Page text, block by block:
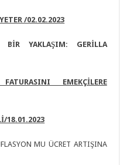
/02.02.2023
BİR YAKLAŞIM: GERİLLA
EMEKÇİLERE
18.01.2023
MU ÜCRET ARTIŞINA